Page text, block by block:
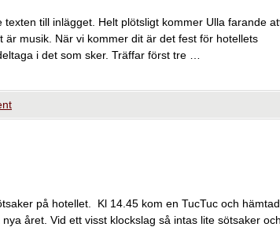
till inlägget. Helt plötsligt kommer Ulla farande
musik. När vi kommer dit är det fest för hotellets
i det som sker. Träffar först tre …
på hotellet. Kl 14.45 kom en TucTuc och
året. Vid ett visst klockslag så intas lite sötsaker och